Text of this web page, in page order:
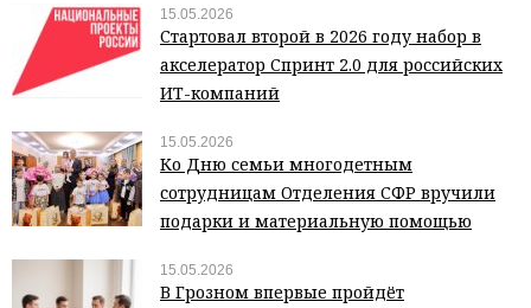
15.05.2026
Стартовал второй в 2026 году набор в
акселератор Спринт 2.0 для российских
ИТ-компаний
15.05.2026
Ко Дню семьи многодетным
сотрудницам Отделения СФР вручили
подарки и материальную помощью
15.05.2026
В Грозном впервые пройдёт